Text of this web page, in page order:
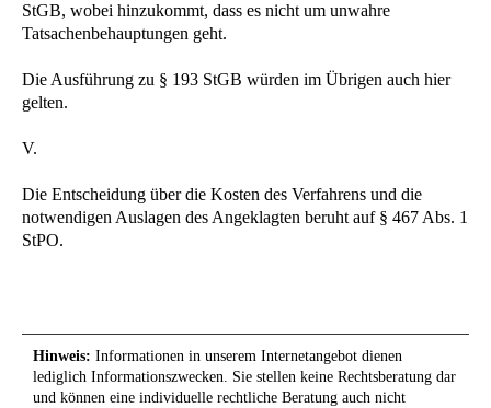
StGB, wobei hinzukommt, dass es nicht um unwahre
Tatsachenbehauptungen geht.
Die Ausführung zu § 193 StGB würden im Übrigen auch hier
gelten.
V.
Die Entscheidung über die Kosten des Verfahrens und die
notwendigen Auslagen des Angeklagten beruht auf § 467 Abs. 1
StPO.
Hinweis: Informationen in unserem Internetangebot dienen
lediglich Informationszwecken. Sie stellen keine Rechtsberatung dar
und können eine individuelle rechtliche Beratung auch nicht